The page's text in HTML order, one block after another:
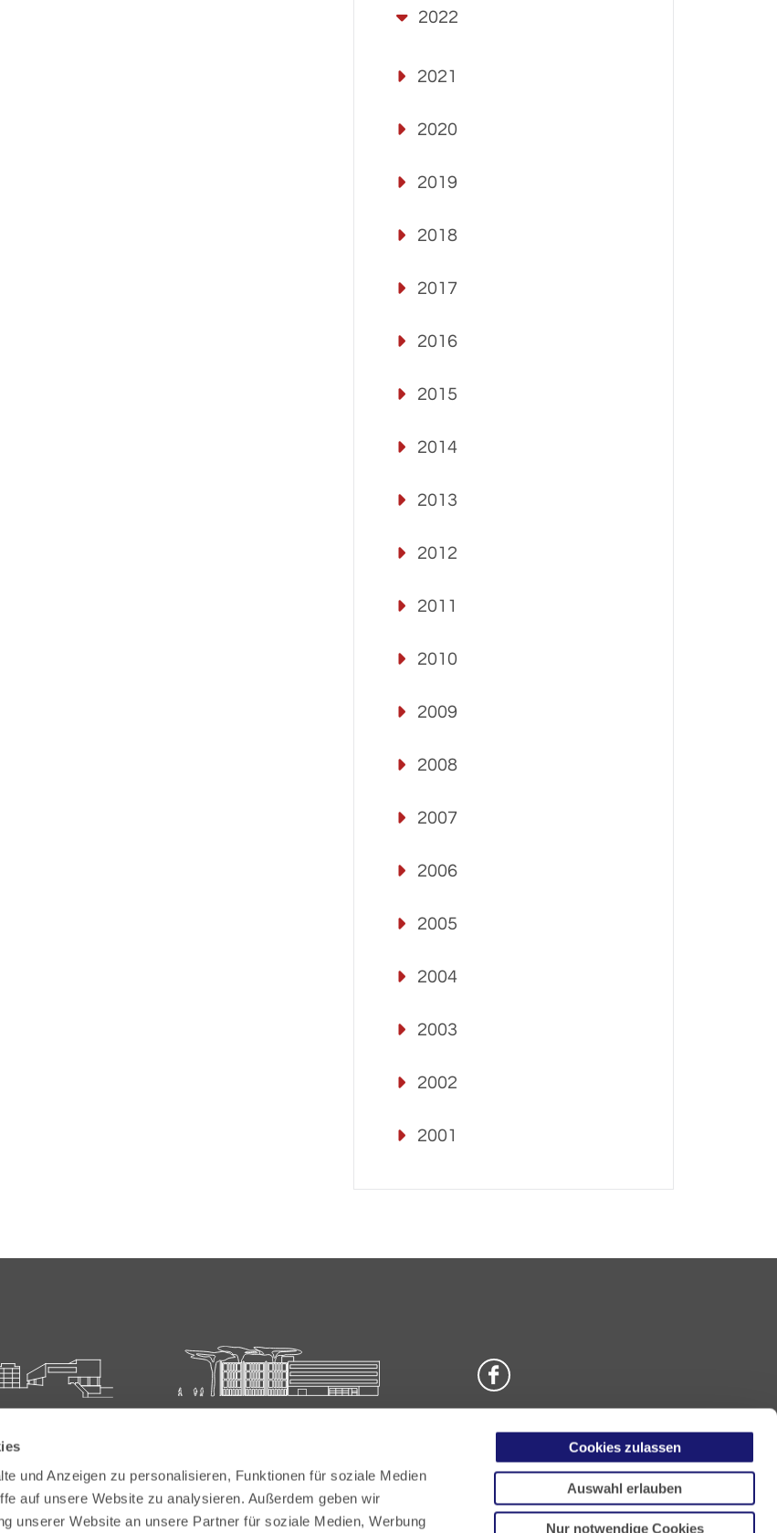
und Anzeigen zu personalisieren, Funktionen für soziale Medien
auf unsere Website zu analysieren. Außerdem geben wir
unserer Website an unsere Partner für soziale Medien, Werbung
Cookies zulassen
Auswahl erlauben
Nur notwendige Cookies
2022
2021
2020
2019
2018
2017
2016
2015
2014
2013
2012
2011
2010
2009
2008
2007
2006
2005
2004
2003
2002
2001
5
Carl-Oelemann-Weg 5